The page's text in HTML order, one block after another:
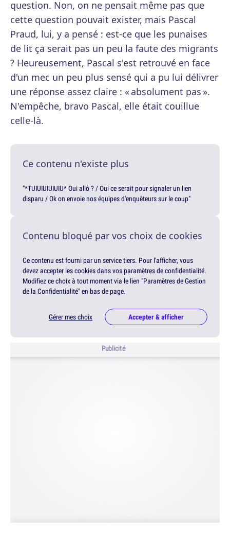
question. Non, on ne pensait même pas que
cette question pouvait exister, mais Pascal
Praud, lui, y a pensé : est-ce que les punaises
de lit ça serait pas un peu la faute des migrants
? Heureusement, Pascal s'est retrouvé en face
d'un mec un peu plus sensé qui a pu lui délivrer
une réponse assez claire : « absolument pas ».
N'empêche, bravo Pascal, elle était couillue
celle-là.
Ce contenu n'existe plus
"*TUIUIUIUIUIU* Oui allô ? / Oui ce serait pour signaler un lien
disparu / Ok on envoie nos équipes d'enquêteurs sur le coup"
Contenu bloqué par vos choix de cookies
Ce contenu est fourni par un service tiers. Pour l'afficher, vous
devez accepter les cookies dans vos paramètres de confidentialité.
Modifiez ce choix à tout moment via le lien "Paramètres de Gestion
de la Confidentialité" en bas de page.
Gérer mes choix Accepter & afficher
Publicité